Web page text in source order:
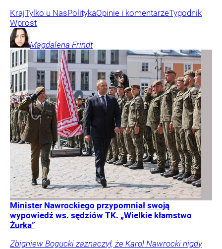
KrajTylko u NasPolitykaOpinie i komentarzeTygodnik
Wprost
Magdalena Frindt
Minister Nawrockiego przypomniał swoją
wypowiedź ws. sędziów TK. „Wielkie kłamstwo
Żurka”
Zbigniew Bogucki zaznaczył, że Karol Nawrocki nigdy